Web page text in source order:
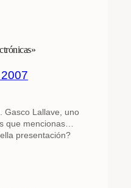
Gasco Lallave, uno
que mencionas…
presentación?